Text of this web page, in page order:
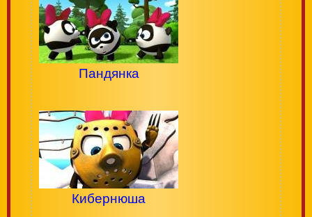
Пандянка
Кибернюша